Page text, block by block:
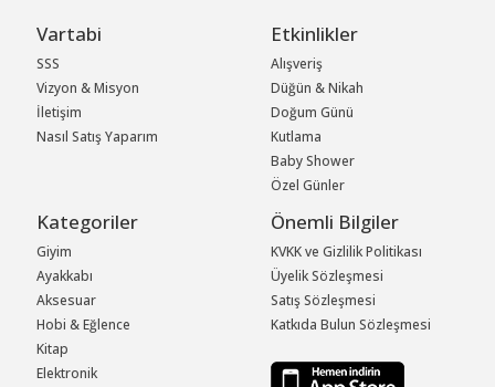
Vartabi
SSS
Vizyon & Misyon
İletişim
Nasıl Satış Yaparım
Etkinlikler
Alışveriş
Düğün & Nikah
Doğum Günü
Kutlama
Baby Shower
Özel Günler
Kategoriler
Giyim
Ayakkabı
Aksesuar
Hobi & Eğlence
Kitap
Elektronik
Önemli Bilgiler
KVKK ve Gizlilik Politikası
Üyelik Sözleşmesi
Satış Sözleşmesi
Katkıda Bulun Sözleşmesi